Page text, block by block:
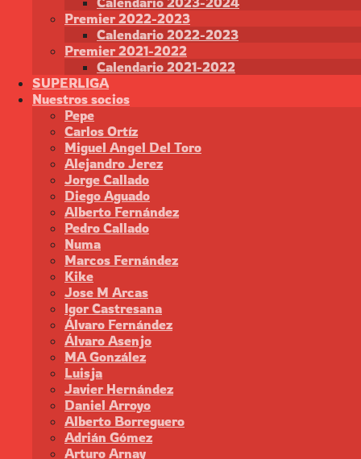
Premier 2022-2023
Calendario 2022-2023
Premier 2021-2022
Calendario 2021-2022
SUPERLIGA
Nuestros socios
Pepe
Carlos Ortíz
Miguel Angel Del Toro
Alejandro Jerez
Jorge Callado
Diego Aguado
Alberto Fernández
Pedro Callado
Numa
Marcos Fernández
Kike
Jose M Arcas
Igor Castresana
Álvaro Fernández
Álvaro Asenjo
MA González
Luisja
Javier Hernández
Daniel Arroyo
Alberto Borreguero
Adrián Gómez
Arturo Arnay